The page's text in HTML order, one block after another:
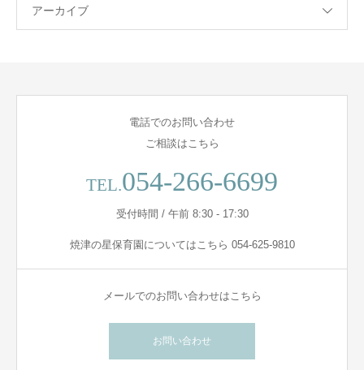
アーカイブ
電話でのお問い合わせ
ご相談はこちら
TEL.054-266-6699
受付時間 / 午前 8:30 - 17:30
焼津の星保育園についてはこちら 054-625-9810
メールでのお問い合わせはこちら
お問い合わせ